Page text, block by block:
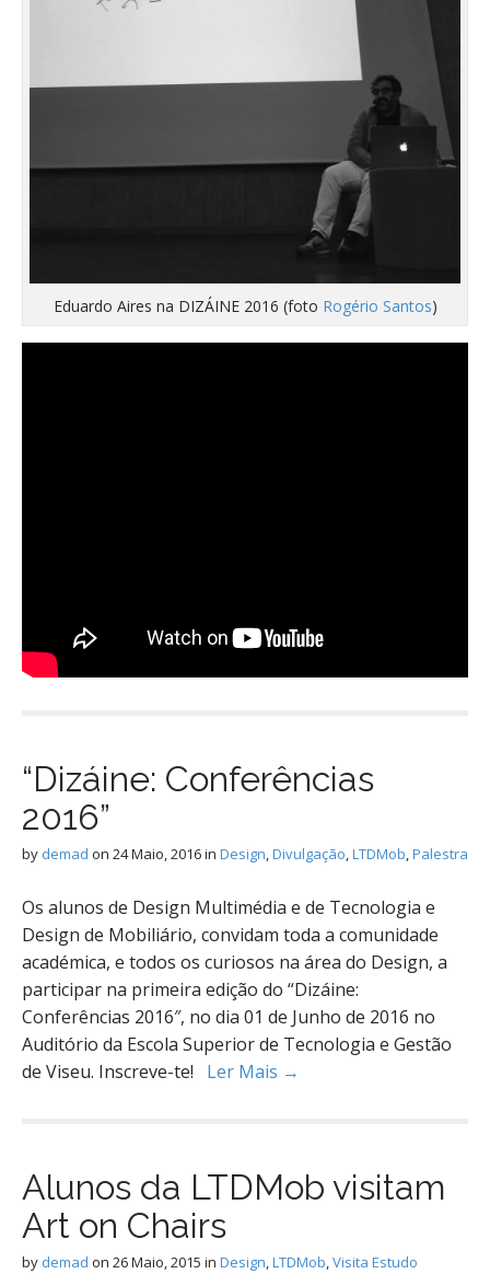
Eduardo Aires na DIZÁINE 2016 (foto Rogério Santos)
“Dizáine: Conferências
2016”
by demad on 24 Maio, 2016in Design,Divulgação,LTDMob,Palestra
Os alunos de Design Multimédia e de Tecnologia e
Design de Mobiliário, convidam toda a comunidade
académica, e todos os curiosos na área do Design, a
participar na primeira edição do “Dizáine:
Conferências 2016″, no dia 01 de Junho de 2016 no
Auditório da Escola Superior de Tecnologia e Gestão
de Viseu. Inscreve-te! Ler Mais →
Alunos da LTDMob visitam
Art on Chairs
by demad on 26 Maio, 2015 in Design,LTDMob,Visita Estudo